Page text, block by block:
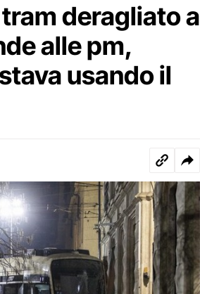
deragliato a
alle pm,
usando il